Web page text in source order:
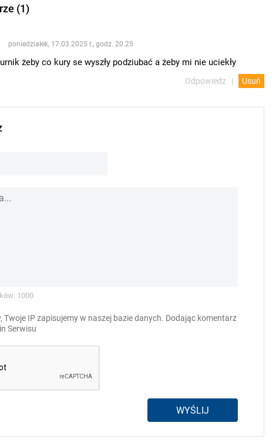
(1)
poniedziałek, 17.03.2025 r., godz. 20.25
żeby co kury se wyszły podziubać a żeby mi nie uciekły
Odpowiedz Usuń
1000
Twoje IP zapisujemy w naszej bazie danych. Dodając komentarz
Serwisu
WYŚLIJ